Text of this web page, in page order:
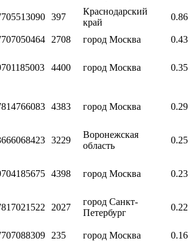
397
Краснодарский
край
0.86
2708 город Москва 0.43
4400 город Москва 0.35
4383 город Москва 0.29
3229
Воронежская
область
0.25
4398 город Москва 0.23
2027
город Санкт-
Петербург
0.22
235 город Москва 0.16